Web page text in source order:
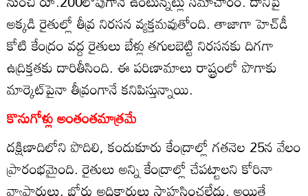
అక్కడి రైతుల్లో తీవ్ర నిరసన వ్యక్తమవుతోంది. తాజాగా హెచ్‌డీ
కోటి కేంద్రం వద్ద రైతులు బేళ్లు తగులబెట్టి నిరసనకు దిగగా
ఉద్రిక్తతకు దారితీసింది. ఈ పరిణామాలు రాష్ట్రంలో పొగాకు
మార్కెట్‌పైనా తీవ్రంగానే కనిపిస్తున్నాయి.
కొనుగోళ్లు అంతంతమాత్రమే
దక్షిణాదిలోని పొదిలి, కందుకూరు కేంద్రాల్లో గతనెల 25న వేలం
ప్రారంభమైంది. రైతులు అన్ని కేంద్రాల్లో చేపట్టాలని కోరినా